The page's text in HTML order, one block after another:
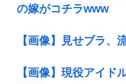
の嫁がコチラwww
【画像】見せブラ、
【画像】現役アイド